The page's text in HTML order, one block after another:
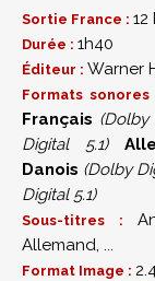
Sortie France :
Durée : 1h40
Éditeur : Warner
Formats sonores
Français (Dolby
Digital 5.1)
Danois (Dolby
Digital 5.1)
Sous-titres :
Allemand, ...
Format Image :